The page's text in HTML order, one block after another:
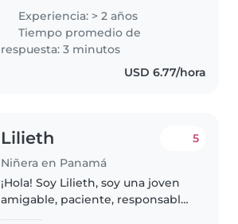
amigable, responsable y
paciente. También soy capaz de
dibujar y hacer música, así como..
Experiencia: > 2 años
Tiempo promedio de
respuesta: 3 minutos
USD 6.77/hora
Lilieth
Niñera en Panamá
5
¡Hola! Soy Lilieth, soy una joven
amigable, paciente, responsable